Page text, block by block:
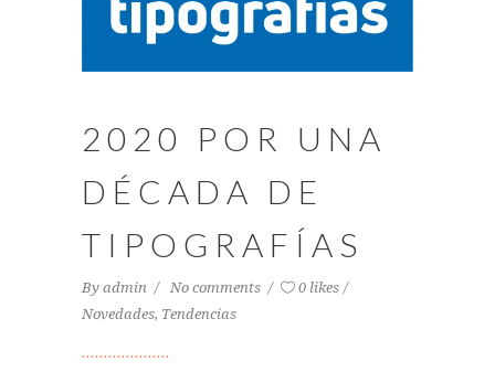
2020 POR UNA
DÉCADA DE
TIPOGRAFÍAS
By admin No comments
0 likes
Novedades, Tendencias